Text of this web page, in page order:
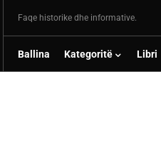
Faqe historike dhe informative.
Ballina Kategoritë Libri